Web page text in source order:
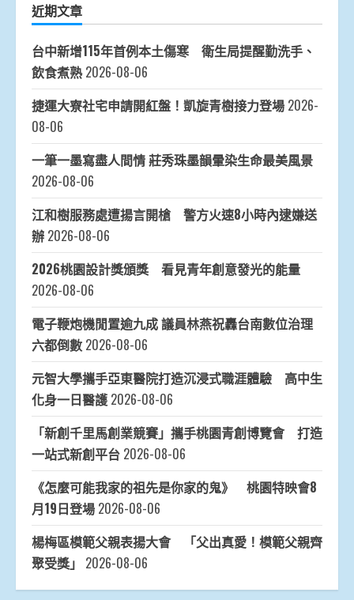
近期文章
台中新增115年首例本土傷寒 衛生局提醒勤洗手、
飲食煮熟 2026-08-06
捷運大寮社宅申請開紅盤！凱旋青樹接力登場 2026-
08-06
一筆一墨寫盡人間情 莊秀珠墨韻暈染生命最美風景
2026-08-06
江和樹服務處遭揚言開槍 警方火速8小時內逮嫌送
辦 2026-08-06
2026桃園設計獎頒獎 看見青年創意發光的能量
2026-08-06
電子鞭炮機閒置逾九成 議員林燕祝轟台南數位治理
六都倒數 2026-08-06
元智大學攜手亞東醫院打造沉浸式職涯體驗 高中生
化身一日醫護 2026-08-06
「新創千里馬創業競賽」攜手桃園青創博覽會 打造
一站式新創平台 2026-08-06
《怎麼可能我家的祖先是你家的鬼》 桃園特映會8
月19日登場 2026-08-06
楊梅區模範父親表揚大會 「父出真愛！模範父親齊
聚受獎」 2026-08-06